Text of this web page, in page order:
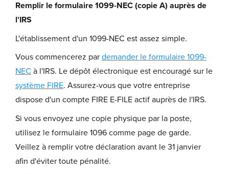
Remplir le formulaire 1099-NEC (copie A) auprès de
l'IRS
L'établissement d'un 1099-NEC est assez simple.
Vous commencerez par demander le formulaire 1099-
NEC à l'IRS. Le dépôt électronique est encouragé sur le
système FIRE. Assurez-vous que votre entreprise
dispose d'un compte FIRE E-FILE actif auprès de l'IRS.
Si vous envoyez une copie physique par la poste,
utilisez le formulaire 1096 comme page de garde.
Veillez à remplir votre déclaration avant le 31 janvier
afin d'éviter toute pénalité.